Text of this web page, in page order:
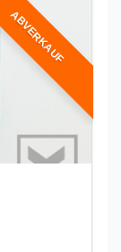
ABVERKAUF